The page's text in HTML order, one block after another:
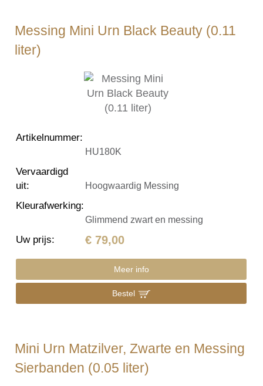
Messing Mini Urn Black Beauty (0.11
liter)
Artikelnummer:
HU180K
Vervaardigd
uit: Hoogwaardig Messing
Kleurafwerking:
Glimmend zwart en messing
Uw prijs: € 79,00
Meer info
Bestel
Mini Urn Matzilver, Zwarte en Messing
Sierbanden (0.05 liter)